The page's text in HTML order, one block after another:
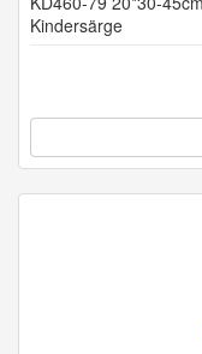
Kindersärge